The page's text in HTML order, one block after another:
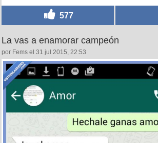
577
La vas a enamorar campeón
por Fems el 31 jul 2015, 22:53